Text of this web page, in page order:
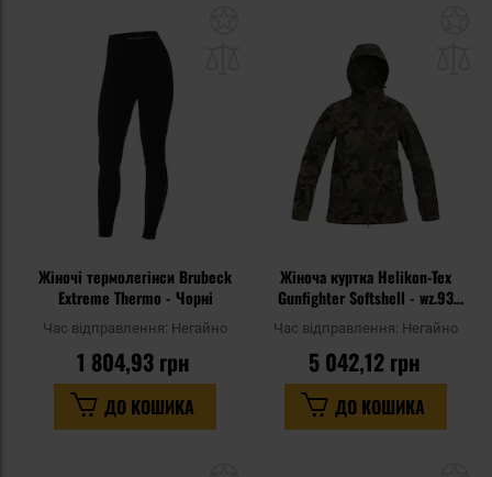
Жіночі термолегінси Brubeck
Extreme Thermo - Чорні
Час відправлення: Негайно
1 804,93 грн
ДО КОШИКА
Жіноча куртка Helikon-Tex
Gunfighter Softshell - wz.93
Pantera PL Woodland
Час відправлення: Негайно
5 042,12 грн
ДО КОШИКА